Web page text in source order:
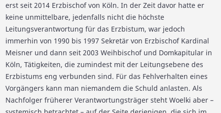
erst seit 2014 Erzbischof von Köln. In der Zeit davor hatte er
keine unmittelbare, jedenfalls nicht die höchste
Leitungsverantwortung für das Erzbistum, war jedoch
immerhin von 1990 bis 1997 Sekretär von Erzbischof Kardinal
Meisner und dann seit 2003 Weihbischof und Domkapitular in
Köln, Tätigkeiten, die zumindest mit der Leitungsebene des
Erzbistums eng verbunden sind. Für das Fehlverhalten eines
Vorgängers kann man niemandem die Schuld anlasten. Als
Nachfolger früherer Verantwortungsträger steht Woelki aber –